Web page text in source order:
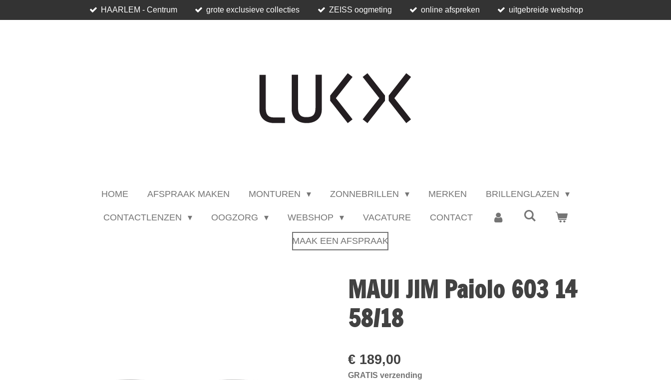
direct
HAARLEM - Centrum grote exclusieve collecties ZEISS oogmeting online afspreken uitgebreide webshop
HOME AFSPRAAK MAKEN MONTUREN ZONNEBRILLEN MERKEN BRILLENGLAZEN
CONTACTLENZEN OOGZORG WEBSHOP VACATURE CONTACT
MAAK EEN AFSPRAAK
MAUI JIM Paiolo 603 14
58/18
€ 189,00
GRATIS verzending